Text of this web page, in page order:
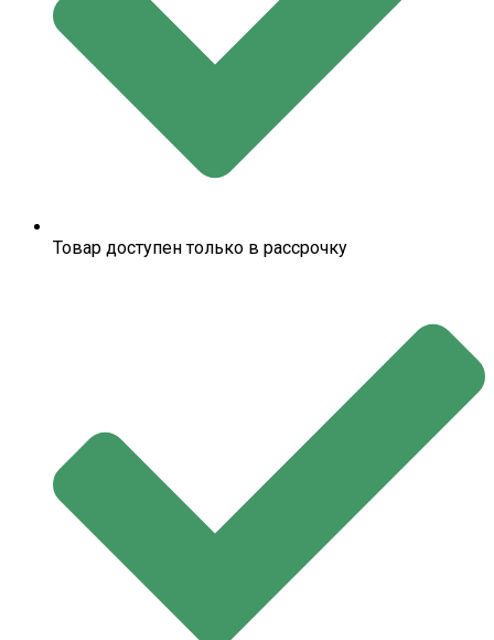
Товар доступен только в рассрочку